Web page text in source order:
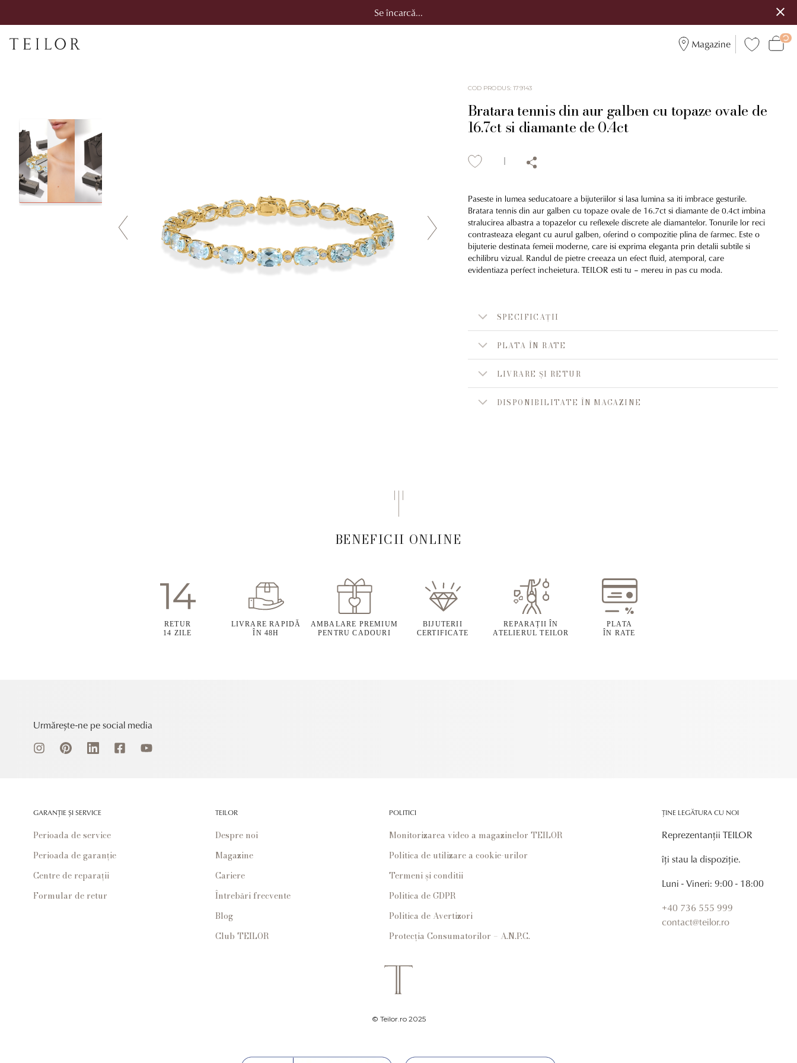
Se încarcă...
Magazine
COD PRODUS:179143
Bratara tennis din aur galben cu topaze ovale de
16.7ct si diamante de 0.4ct
Paseste in lumea seducatoare a bijuteriilor si lasa lumina sa iti imbrace gesturile.
Bratara tennis din aur galben cu topaze ovale de 16.7ct si diamante de 0.4ct imbina
stralucirea albastra a topazelor cu reflexele discrete ale diamantelor. Tonurile lor reci
contrasteaza elegant cu aurul galben, oferind o compozitie plina de farmec. Este o
bijuterie destinata femeii moderne, care isi exprima eleganta prin detalii subtile si
echilibru vizual. Randul de pietre creeaza un efect fluid, atemporal, care
evidentiaza perfect incheietura. TEILOR esti tu – mereu in pas cu moda.
SPECIFICAȚII
PLATA ÎN RATE
LIVRARE ȘI RETUR
DISPONIBILITATE ÎN MAGAZINE
BENEFICII ONLINE
RETUR
14 ZILE
LIVRARE RAPIDĂ
ÎN 48H
AMBALARE PREMIUM
PENTRU CADOURI
BIJUTERII
CERTIFICATE
REPARAȚII ÎN
ATELIERUL TEILOR
PLATA
ÎN RATE
Urmărește-ne pe social media
GARANȚIE ȘI SERVICE
Perioada de service
Perioada de garanție
Centre de reparații
Formular de retur
TEILOR
Despre noi
Magazine
Cariere
Întrebări frecvente
Blog
Club TEILOR
POLITICI
Monitorizarea video a magazinelor TEILOR
Politica de utilizare a cookie-urilor
Termeni și conditii
Politica de GDPR
Politica de Avertizori
Protecția Consumatorilor – A.N.P.C.
ȚINE LEGĂTURA CU NOI
Reprezentanții TEILOR
îți stau la dispoziție.
Luni - Vineri: 9:00 - 18:00
+40 736 555 999
contact@teilor.ro
© Teilor.ro 2025